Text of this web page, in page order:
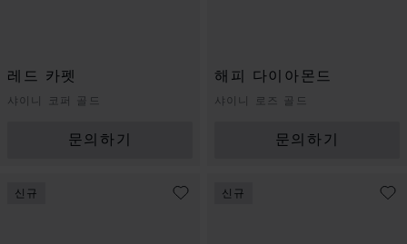
레드 카펫
샤이니 코퍼 골드
문의하기
해피 다이아몬드
샤이니 로즈 골드
문의하기
신규 신규